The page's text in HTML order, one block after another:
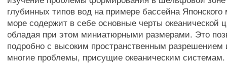
глубинных типов вод на примере бассейна Японского
море содержит в себе основные черты океанической
обладая при этом миниатюрными размерами. Это
подробно с высоким пространственным разрешением
многие проблемы, присущие океаническим системам.